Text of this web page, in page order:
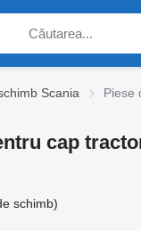
Scania Piese
cap
schimb)